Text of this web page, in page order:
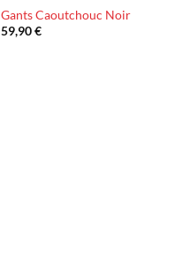
Gants Caoutchouc Noir
59,90€